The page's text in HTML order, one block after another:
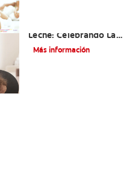
Leche: Celebrando La
Última Visita Del
Más información